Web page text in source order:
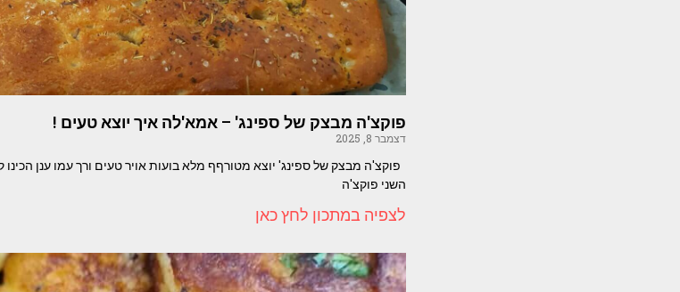
פוקצ'ה מבצק של ספינג' – אמא'לה איך יוצא טעים !
דצמבר 8, 2025
פוקצ'ה מבצק של ספינג' יוצא מטורףף מלא בועות אויר טעים ורך עמו ענן
השני פוקצ'ה
לצפיה במתכון לחץ כאן